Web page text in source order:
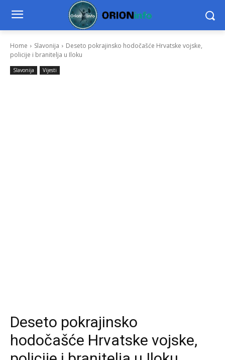
Home Slavonija
Deseto pokrajinsko hodočašće Hrvatske vojske,
policije i branitelja u Iloku
Slavonija Vijesti
Deseto pokrajinsko
hodočašće Hrvatske vojske,